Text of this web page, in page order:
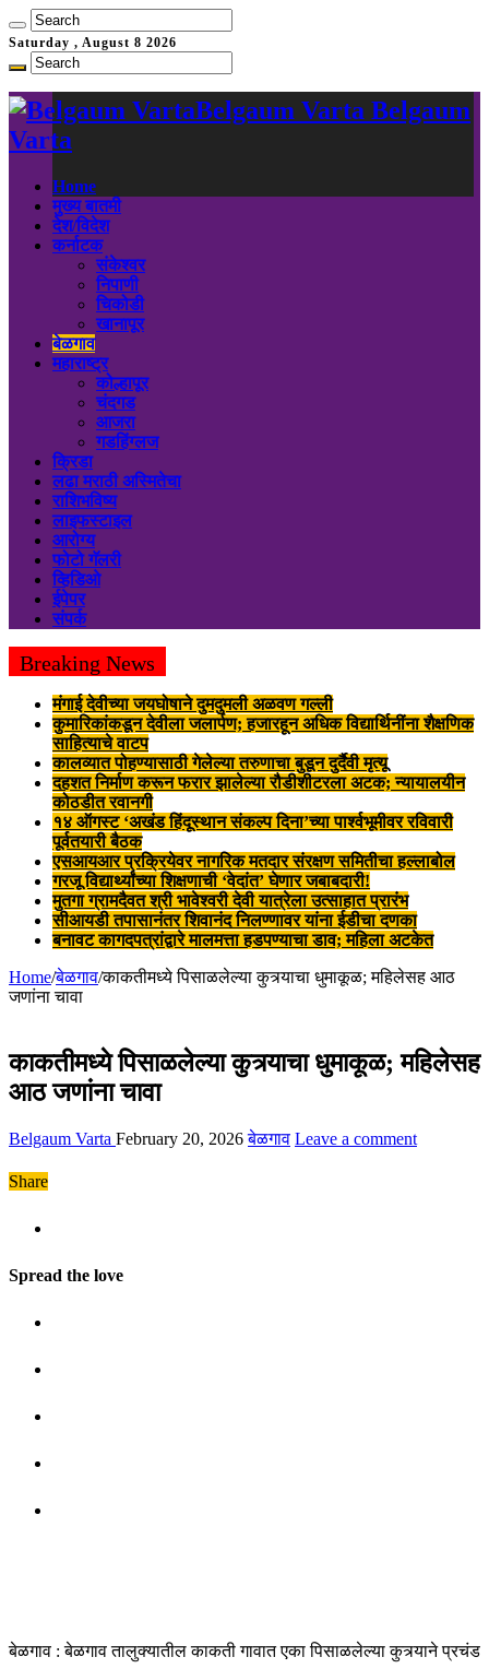
Saturday , August 8 2026
Belgaum Varta Belgaum
Varta
Home
मुख्य बातमी
देश/विदेश
कर्नाटक
संकेश्वर
निपाणी
चिकोडी
खानापूर
बेळगाव
महाराष्ट्र
कोल्हापूर
चंदगड
आजरा
गडहिंग्लज
क्रिडा
लढा मराठी अस्मितेचा
राशिभविष्य
लाइफस्टाइल
आरोग्य
फोटो गॅलरी
व्हिडिओ
ईपेपर
संपर्क
Breaking News
मंगाई देवीच्या जयघोषाने दुमदुमली अळवण गल्ली
कुमारिकांकडून देवीला जलार्पण; हजारहून अधिक विद्यार्थिनींना शैक्षणिक
साहित्याचे वाटप
कालव्यात पोहण्यासाठी गेलेल्या तरुणाचा बुडून दुर्दैवी मृत्यू
दहशत निर्माण करून फरार झालेल्या रौडीशीटरला अटक; न्यायालयीन
कोठडीत रवानगी
१४ ऑगस्ट ‘अखंड हिंदूस्थान संकल्प दिना’च्या पार्श्वभूमीवर रविवारी
पूर्वतयारी बैठक
एसआयआर प्रक्रियेवर नागरिक मतदार संरक्षण समितीचा हल्लाबोल
गरजू विद्यार्थ्यांच्या शिक्षणाची ‘वेदांत’ घेणार जबाबदारी!
मुतगा ग्रामदैवत श्री भावेश्वरी देवी यात्रेला उत्साहात प्रारंभ
सीआयडी तपासानंतर शिवानंद निलण्णावर यांना ईडीचा दणका
बनावट कागदपत्रांद्वारे मालमत्ता हडपण्याचा डाव; महिला अटकेत
Home/बेळगाव/काकतीमध्ये पिसाळलेल्या कुत्र्याचा धुमाकूळ; महिलेसह आठ
जणांना चावा
काकतीमध्ये पिसाळलेल्या कुत्र्याचा धुमाकूळ; महिलेसह
आठ जणांना चावा
Belgaum Varta February 20, 2026 बेळगाव Leave a comment
Share
Spread the love
बेळगाव : बेळगाव तालुक्यातील काकती गावात एका पिसाळलेल्या कुत्र्याने प्रचंड